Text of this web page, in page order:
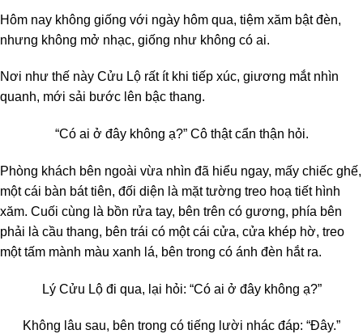
Hôm nay không giống với ngày hôm qua, tiệm xăm bật đèn,
nhưng không mở nhạc, giống như không có ai.
Nơi như thế này Cửu Lộ rất ít khi tiếp xúc, giương mắt nhìn
quanh, mới sải bước lên bậc thang.
“Có ai ở đây không ạ?” Cô thật cẩn thận hỏi.
Phòng khách bên ngoài vừa nhìn đã hiểu ngay, mấy chiếc ghế,
một cái bàn bát tiên, đối diện là mặt tường treo hoạ tiết hình
xăm. Cuối cùng là bồn rửa tay, bên trên có gương, phía bên
phải là cầu thang, bên trái có một cái cửa, cửa khép hờ, treo
một tấm mành màu xanh lá, bên trong có ánh đèn hắt ra.
Lý Cửu Lộ đi qua, lại hỏi: “Có ai ở đây không ạ?”
Không lâu sau, bên trong có tiếng lười nhác đáp: “Đây.”